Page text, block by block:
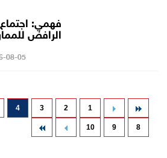
فهمي:
الرافض
08-05
1
2
3
4
8
9
10